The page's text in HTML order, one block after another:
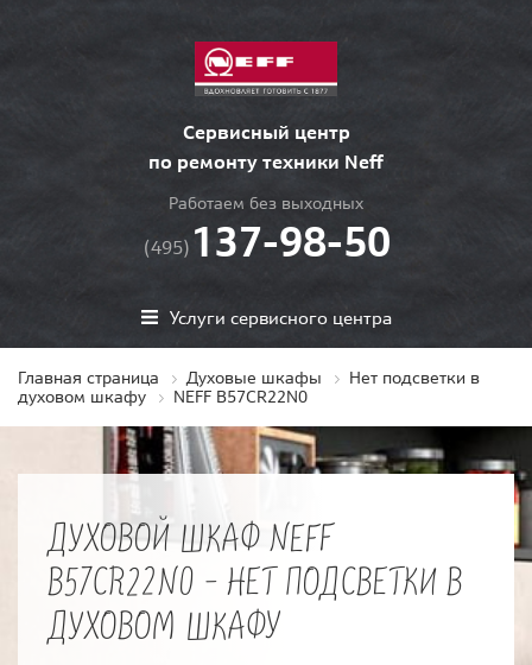
Сервисный центр
по ремонту техники Neff
Работаем без выходных
(495) 137-98-50
Услуги сервисного центра
Главная страница Духовые шкафы
Нет подсветки в
духовом шкафу
NEFF B57CR22N0
ДУХОВОЙ ШКАФ NEFF
B57CR22N0 - НЕТ ПОДСВЕТКИ В
ДУХОВОМ ШКАФУ